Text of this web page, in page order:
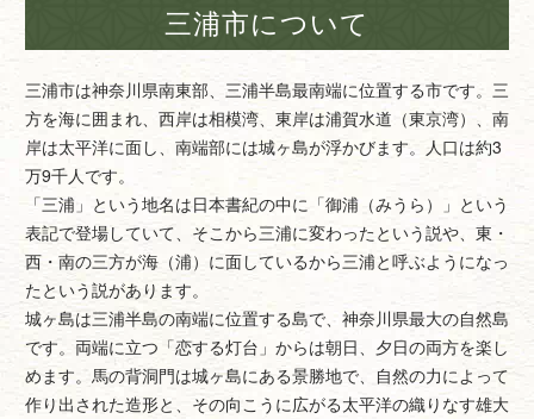
三浦市について
三浦市は神奈川県南東部、三浦半島最南端に位置する市です。三
方を海に囲まれ、西岸は相模湾、東岸は浦賀水道（東京湾）、南
岸は太平洋に面し、南端部には城ヶ島が浮かびます。人口は約3
万9千人です。
「三浦」という地名は日本書紀の中に「御浦（みうら）」という
表記で登場していて、そこから三浦に変わったという説や、東・
西・南の三方が海（浦）に面しているから三浦と呼ぶようになっ
たという説があります。
城ヶ島は三浦半島の南端に位置する島で、神奈川県最大の自然島
です。両端に立つ「恋する灯台」からは朝日、夕日の両方を楽し
めます。馬の背洞門は城ヶ島にある景勝地で、自然の力によって
作り出された造形と、その向こうに広がる太平洋の織りなす雄大